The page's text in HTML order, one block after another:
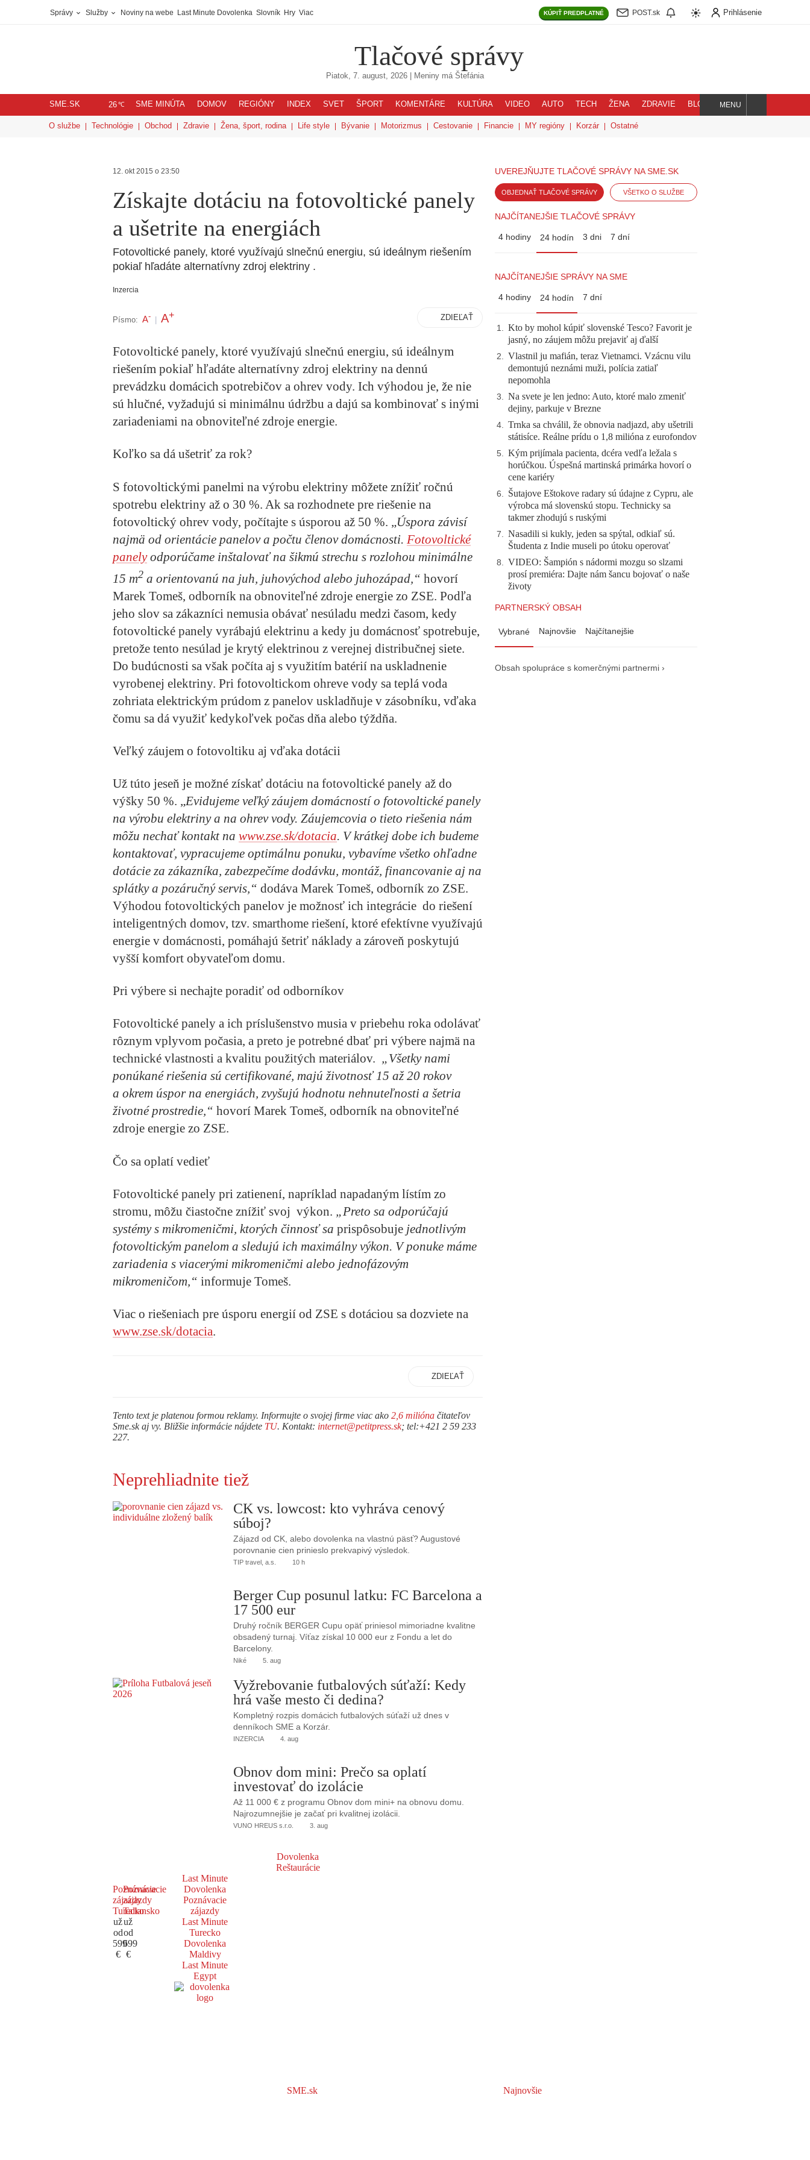
Správy Služby Noviny na webe Last Minute Dovolenka Slovník Hry Viac KÚPIŤ PREDPLATNÉ POST.sk Prihlásenie
Tlačové správy
Piatok, 7. august, 2026 | Meniny má Štefánia
SME.SK 26℃ SME MINÚTA DOMOV REGIÓNY INDEX SVET ŠPORT KOMENTÁRE KULTÚRA VIDEO AUTO TECH ŽENA ZDRAVIE BLOG
Hľadaj
MENU
O službe Technológie Obchod Zdravie Žena, šport, rodina Life style Bývanie Motorizmus Cestovanie Financie MY regióny Korzár Ostatné
12. okt 2015 o 23:50
Získajte dotáciu na fotovoltické panely
a ušetrite na energiách
Fotovoltické panely, ktoré využívajú slnečnú energiu, sú ideálnym riešením
pokiaľ hľadáte alternatívny zdroj elektriny .
Inzercia
Písmo: A- A+ ZDIEĽAŤ
Fotovoltické panely, ktoré využívajú slnečnú energiu, sú ideálnym
riešením pokiaľ hľadáte alternatívny zdroj elektriny na dennú
prevádzku domácich spotrebičov a ohrev vody. Ich výhodou je, že nie
sú hlučné, vyžadujú si minimálnu údržbu a dajú sa kombinovať s inými
zariadeniami na obnoviteľné zdroje energie.
Koľko sa dá ušetriť za rok?
S fotovoltickými panelmi na výrobu elektriny môžete znížiť ročnú
spotrebu elektriny až o 30 %. Ak sa rozhodnete pre riešenie na
fotovoltický ohrev vody, počítajte s úsporou až 50 %. „Úspora závisí
najmä od orientácie panelov a počtu členov domácnosti. Fotovoltické
panelyodporúčame inštalovať na šikmú strechu s rozlohou minimálne
15 m2 a orientovanú na juh, juhovýchod alebo juhozápad,“ hovorí
Marek Tomeš, odborník na obnoviteľné zdroje energie zo ZSE. Podľa
jeho slov sa zákazníci nemusia obávať nesúladu medzi časom, kedy
fotovoltické panely vyrábajú elektrinu a kedy ju domácnosť spotrebuje,
pretože tento nesúlad je krytý elektrinou z verejnej distribučnej siete.
Do budúcnosti sa však počíta aj s využitím batérií na uskladnenie
vyrobenej elektriny. Pri fotovoltickom ohreve vody sa teplá voda
zohriata elektrickým prúdom z panelov uskladňuje v zásobníku, vďaka
čomu sa dá využiť kedykoľvek počas dňa alebo týždňa.
Veľký záujem o fotovoltiku aj vďaka dotácii
Už túto jeseň je možné získať dotáciu na fotovoltické panely až do
výšky 50 %. „Evidujeme veľký záujem domácností o fotovoltické panely
na výrobu elektriny a na ohrev vody. Záujemcovia o tieto riešenia nám
môžu nechať kontakt na www.zse.sk/dotacia. V krátkej dobe ich budeme
kontaktovať, vypracujeme optimálnu ponuku, vybavíme všetko ohľadne
dotácie za zákazníka, zabezpečíme dodávku, montáž, financovanie aj na
splátky a pozáručný servis,“ dodáva Marek Tomeš, odborník zo ZSE.
Výhodou fotovoltických panelov je možnosť ich integrácie do riešení
inteligentných domov, tzv. smarthome riešení, ktoré efektívne využívajú
energie v domácnosti, pomáhajú šetriť náklady a zároveň poskytujú
vyšší komfort obyvateľom domu.
Pri výbere si nechajte poradiť od odborníkov
Fotovoltické panely a ich príslušenstvo musia v priebehu roka odolávať
rôznym vplyvom počasia, a preto je potrebné dbať pri výbere najmä na
technické vlastnosti a kvalitu použitých materiálov. „Všetky nami
ponúkané riešenia sú certifikované, majú životnosť 15 až 20 rokov
a okrem úspor na energiách, zvyšujú hodnotu nehnuteľnosti a šetria
životné prostredie,“ hovorí Marek Tomeš, odborník na obnoviteľné
zdroje energie zo ZSE.
Čo sa oplatí vedieť
Fotovoltické panely pri zatienení, napríklad napadaným lístím zo
stromu, môžu čiastočne znížiť svoj výkon. „Preto sa odporúčajú
systémy s mikromeničmi, ktorých činnosť sa prispôsobuje jednotlivým
fotovoltickým panelom a sledujú ich maximálny výkon. V ponuke máme
zariadenia s viacerými mikromeničmi alebo jednofázovým
mikromeničom,“ informuje Tomeš.
Viac o riešeniach pre úsporu energií od ZSE s dotáciou sa dozviete na
www.zse.sk/dotacia.
ZDIEĽAŤ
Tento text je platenou formou reklamy. Informujte o svojej firme viac ako 2,6 milióna čitateľov
Sme.sk aj vy. Bližšie informácie nájdete TU. Kontakt: internet@petitpress.sk; tel:+421 2 59 233
227.
UVEREJŇUJTE TLAČOVÉ SPRÁVY NA SME.SK
OBJEDNAŤ TLAČOVÉ SPRÁVY VŠETKO O SLUŽBE
NAJČÍTANEJŠIE TLAČOVÉ SPRÁVY
4 hodiny 24 hodín 3 dni 7 dní
NAJČÍTANEJŠIE SPRÁVY NA SME
4 hodiny 24 hodín 7 dní
1. Kto by mohol kúpiť slovenské Tesco? Favorit je
jasný, no záujem môžu prejaviť aj ďalší
2. Vlastnil ju mafián, teraz Vietnamci. Vzácnu vilu
demontujú neznámi muži, polícia zatiaľ
nepomohla
3. Na svete je len jedno: Auto, ktoré malo zmeniť
dejiny, parkuje v Brezne
4. Trnka sa chválil, že obnovia nadjazd, aby ušetrili
státisíce. Reálne prídu o 1,8 milióna z eurofondov
5. Kým prijímala pacienta, dcéra vedľa ležala s
horúčkou. Úspešná martinská primárka hovorí o
cene kariéry
6. Šutajove Eštokove radary sú údajne z Cypru, ale
výrobca má slovenskú stopu. Technicky sa
takmer zhodujú s ruskými
7. Nasadili si kukly, jeden sa spýtal, odkiaľ sú.
Študenta z Indie museli po útoku operovať
8. VIDEO: Šampión s nádormi mozgu so slzami
prosí premiéra: Dajte nám šancu bojovať o naše
životy
PARTNERSKÝ OBSAH
Vybrané Najnovšie Najčítanejšie
Obsah spolupráce s komerčnými partnermi ›
Neprehliadnite tiež
CK vs. lowcost: kto vyhráva cenový
súboj?
Zájazd od CK, alebo dovolenka na vlastnú päsť? Augustové
porovnanie cien prinieslo prekvapivý výsledok.
TIP travel, a.s. 10 h
Berger Cup posunul latku: FC Barcelona a
17 500 eur
Druhý ročník BERGER Cupu opäť priniesol mimoriadne kvalitne
obsadený turnaj. Víťaz získal 10 000 eur z Fondu a let do
Barcelony.
Niké 5. aug
Vyžrebovanie futbalových súťaží: Kedy
hrá vaše mesto či dedina?
Kompletný rozpis domácich futbalových súťaží už dnes v
denníkoch SME a Korzár.
INZERCIA 4. aug
Obnov dom mini: Prečo sa oplatí
investovať do izolácie
Až 11 000 € z programu Obnov dom mini+ na obnovu domu.
Najrozumnejšie je začať pri kvalitnej izolácii.
VUNO HREUS s.r.o. 3. aug
Dovolenka
Reštaurácie
Poznávacie
zájazdy
Turecko
už
od
599
€
Poznávacie
zájazdy
Taliansko
už
od
699
€
Last Minute
Dovolenka
Poznávacie
zájazdy
Last Minute
Turecko
Dovolenka
Maldivy
Last Minute
Egypt
SME.sk Najnovšie